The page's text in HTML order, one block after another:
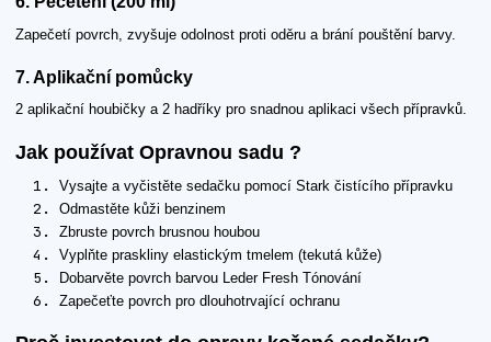
Zapečetí povrch, zvyšuje odolnost proti oděru a brání pouštění barvy.
7. Aplikační pomůcky
2 aplikační houbičky a 2 hadříky pro snadnou aplikaci všech přípravků.
Jak používat Opravnou sadu ?
Vysajte a vyčistěte sedačku pomocí Stark čistícího přípravku
Odmastěte kůži benzinem
Zbruste povrch brusnou houbou
Vyplňte praskliny elastickým tmelem (tekutá kůže)
Dobarvěte povrch barvou Leder Fresh Tónování
Zapečeťte povrch pro dlouhotrvající ochranu